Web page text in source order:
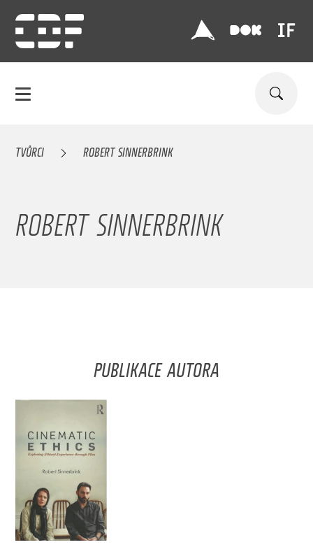
TVŮRCI ROBERT SINNERBRINK
ROBERT SINNERBRINK
PUBLIKACE AUTORA